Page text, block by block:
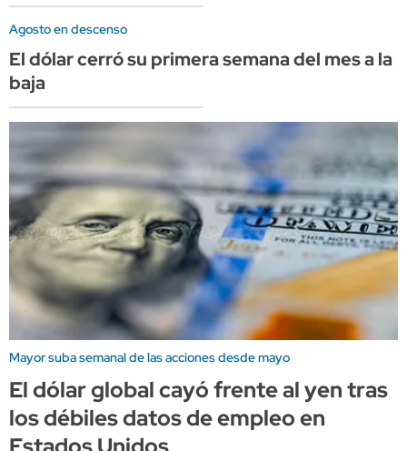
Agosto en descenso
El dólar cerró su primera semana del mes a la
baja
Mayor suba semanal de las acciones desde mayo
El dólar global cayó frente al yen tras
los débiles datos de empleo en